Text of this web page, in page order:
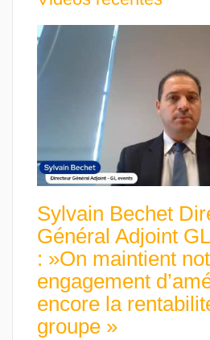
Sylvain Bechet
Général Adjoint
: »On maintient
engagement
encore la
groupe »